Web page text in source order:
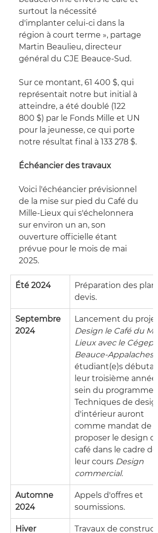
surtout la nécessité
d'implanter celui-ci dans la
région à court terme », partage
Martin Beaulieu, directeur
général du CJE Beauce-Sud.
Sur ce montant, 61 400 $, qui
représentait notre but initial à
atteindre, a été doublé (122
800 $) par le Fonds Mille et UN
pour la jeunesse, ce qui porte
notre résultat final à 133 278 $.
Échéancier des travaux
Voici l'échéancier prévisionnel
de la mise sur pied du Café du
Mille-Lieux qui s'échelonnera
sur environ un an, son
ouverture officielle étant
prévue pour le mois de mai
2025.
Été 2024
Préparation des
devis.
Septembre
2024
Lancement du projet
Design le Café du
Lieux avec le Cégep
Beauce-Appalaches
étudiant(e)s
leur troisième année
sein du programme
Techniques de
d'intérieur auront
comme mandat de
proposer le design du
café dans le cadre de
leur cours Design
commercial.
Automne
2024
Appels d'offres et
soumissions.
Hiver Travaux de